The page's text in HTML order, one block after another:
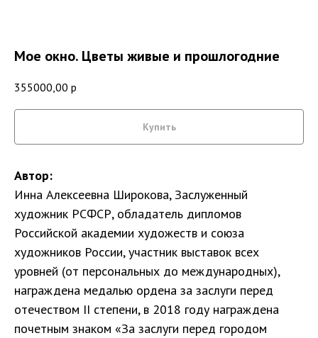
Мое окно. Цветы живые и прошлогодние
355000,00 р
Купить
Автор:
Инна Алексеевна Широкова, Заслуженный
художник РСФСР, обладатель дипломов
Российской академии художеств и союза
художников России, участник выставок всех
уровней (от персональных до международных),
награждена медалью ордена за заслуги перед
отечеством II степени, в 2018 году награждена
почетным знаком «За заслуги перед городом